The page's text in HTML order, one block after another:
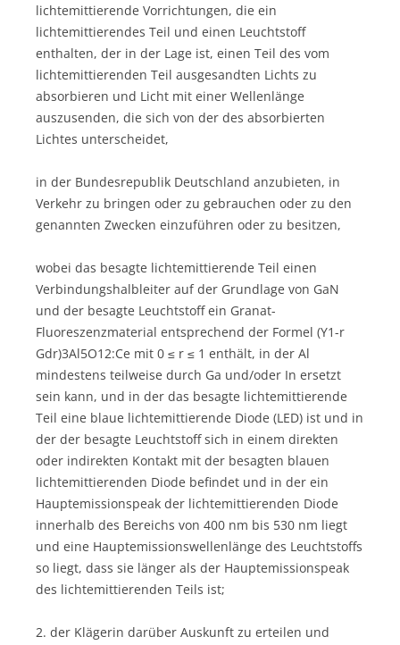
lichtemittierende Vorrichtungen, die ein
lichtemittierendes Teil und einen Leuchtstoff
enthalten, der in der Lage ist, einen Teil des vom
lichtemittierenden Teil ausgesandten Lichts zu
absorbieren und Licht mit einer Wellenlänge
auszusenden, die sich von der des absorbierten
Lichtes unterscheidet,
in der Bundesrepublik Deutschland anzubieten, in
Verkehr zu bringen oder zu gebrauchen oder zu den
genannten Zwecken einzuführen oder zu besitzen,
wobei das besagte lichtemittierende Teil einen
Verbindungshalbleiter auf der Grundlage von GaN
und der besagte Leuchtstoff ein Granat-
Fluoreszenzmaterial entsprechend der Formel (Y1-r
Gdr)3Al5O12:Ce mit 0 ≤ r ≤ 1 enthält, in der Al
mindestens teilweise durch Ga und/oder In ersetzt
sein kann, und in der das besagte lichtemittierende
Teil eine blaue lichtemittierende Diode (LED) ist und in
der der besagte Leuchtstoff sich in einem direkten
oder indirekten Kontakt mit der besagten blauen
lichtemittierenden Diode befindet und in der ein
Hauptemissionspeak der lichtemittierenden Diode
innerhalb des Bereichs von 400 nm bis 530 nm liegt
und eine Hauptemissionswellenlänge des Leuchtstoffs
so liegt, dass sie länger als der Hauptemissionspeak
des lichtemittierenden Teils ist;
2. der Klägerin darüber Auskunft zu erteilen und